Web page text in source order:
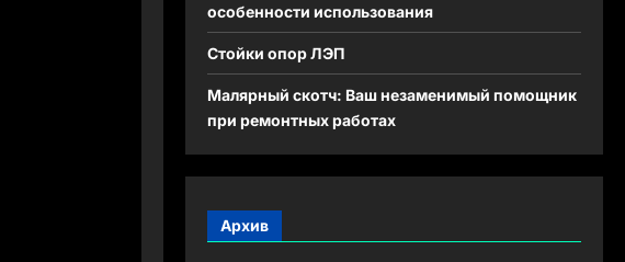
особенности использования
Стойки опор ЛЭП
Малярный скотч: Ваш незаменимый помощник
при ремонтных работах
Архив